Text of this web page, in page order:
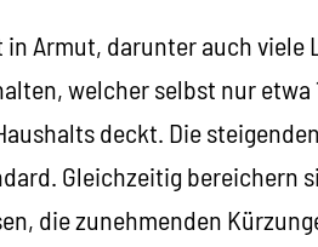
Armut, darunter auch viele
welcher selbst nur
deckt. Die
Gleichzeitig bereichern
die zunehmenden